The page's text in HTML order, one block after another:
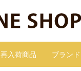
再入荷商品 ブランド